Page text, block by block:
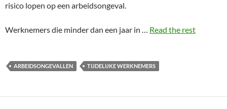
risico lopen op een arbeidsongeval.
Werknemers die minder dan een jaar in … Read the rest
ARBEIDSONGEVALLEN TIJDELIJKE WERKNEMERS